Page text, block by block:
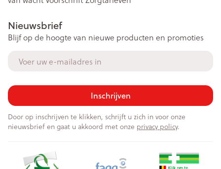
Nieuwsbrief
Blijf op de hoogte van nieuwe producten en promoties
Inschrijven
Door op inschrijven te klikken, schrijft u zich in voor onze
nieuwsbrief en gaat u akkoord met onze privacy policy.